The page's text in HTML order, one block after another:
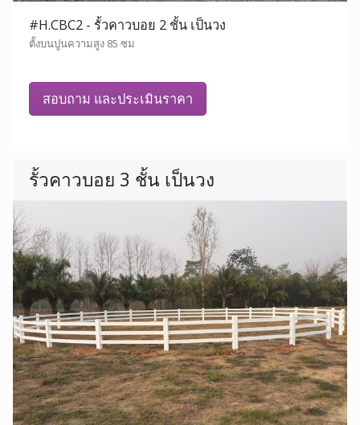
#H.CBC2 - รั้วคาวบอย 2 ชั้น เป็นวง
ตั้งบนปูนความสูง 85 ซม
สอบถาม และประเมินราคา
รั้วคาวบอย 3 ชั้น เป็นวง